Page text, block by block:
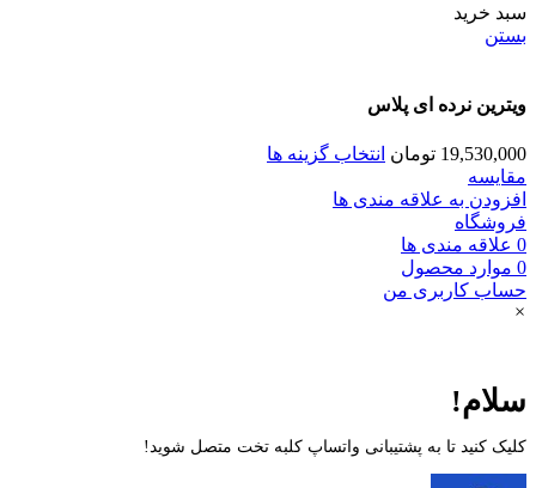
سبد خرید
بستن
ویترین نرده ای پلاس
19,530,000 تومان انتخاب گزینه ها
مقایسه
افزودن به علاقه مندی ها
فروشگاه
0 علاقه مندی ها
0 موارد محصول
حساب کاربری من
×
سلام!
کلیک کنید تا به پشتیبانی واتساپ کلبه تخت متصل شوید!